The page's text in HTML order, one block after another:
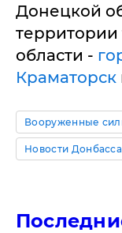
Донецкой
территории
области -
Краматорск
Вооруженные
Новости Донбасса